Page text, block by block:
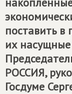
поставить в
их
РОССИЯ,
Госдуме